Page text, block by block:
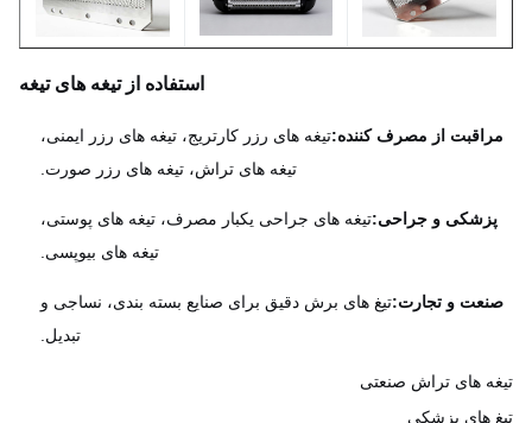
استفاده از تیغه های تیغه
از مصرف کننده:تیغه های رزر کارتریج، تیغه های رزر ایمنی،
تیغه های تراش، تیغه های رزر صورت.
و جراحی: تیغه های جراحی یکبار مصرف، تیغه های پوستی،
تیغه های بیوپسی.
و تجارت:تیغ های برش دقیق برای صنایع بسته بندی، نساجی و
تبدیل.
های تراش صنعتی
های پزشکی